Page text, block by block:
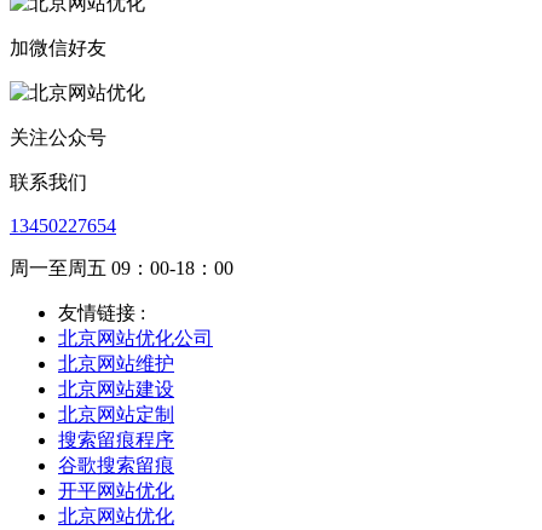
加微信好友
关注公众号
联系我们
13450227654
周一至周五 09：00-18：00
友情链接 :
北京网站优化公司
北京网站维护
北京网站建设
北京网站定制
搜索留痕程序
谷歌搜索留痕
开平网站优化
北京网站优化